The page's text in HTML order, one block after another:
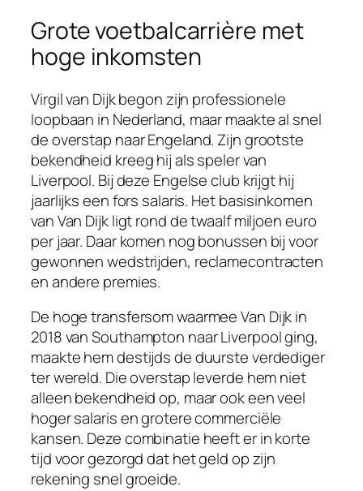
Grote voetbalcarrière met
hoge inkomsten
Virgil van Dijk begon zijn professionele
loopbaan in Nederland, maar maakte al snel
de overstap naar Engeland. Zijn grootste
bekendheid kreeg hij als speler van
Liverpool. Bij deze Engelse club krijgt hij
jaarlijks een fors salaris. Het basisinkomen
van Van Dijk ligt rond de twaalf miljoen euro
per jaar. Daar komen nog bonussen bij voor
gewonnen wedstrijden, reclamecontracten
en andere premies.
De hoge transfersom waarmee Van Dijk in
2018 van Southampton naar Liverpool ging,
maakte hem destijds de duurste verdediger
ter wereld. Die overstap leverde hem niet
alleen bekendheid op, maar ook een veel
hoger salaris en grotere commerciële
kansen. Deze combinatie heeft er in korte
tijd voor gezorgd dat het geld op zijn
rekening snel groeide.